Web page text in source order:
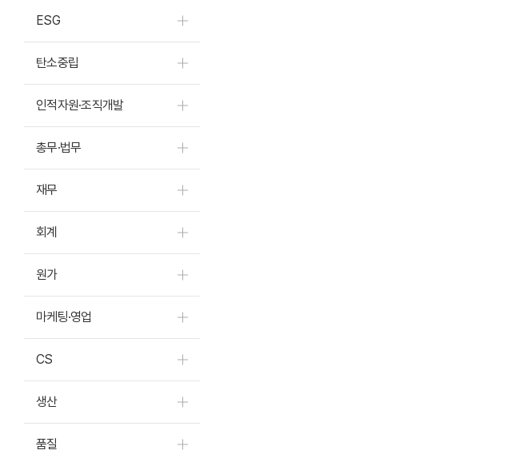
ESG
탄소중립
인적자원·조직개발
총무·법무
재무
회계
원가
마케팅·영업
CS
생산
품질